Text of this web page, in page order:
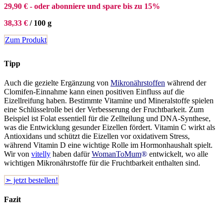
29,90 € - oder abonniere und spare bis zu 15%
38,33 € / 100 g
Zum Produkt
Tipp
Auch die gezielte Ergänzung von Mikronährstoffen während der
Clomifen-Einnahme kann einen positiven Einfluss auf die
Eizellreifung haben. Bestimmte Vitamine und Mineralstoffe spielen
eine Schlüsselrolle bei der Verbesserung der Fruchtbarkeit. Zum
Beispiel ist Folat essentiell für die Zellteilung und DNA-Synthese,
was die Entwicklung gesunder Eizellen fördert. Vitamin C wirkt als
Antioxidans und schützt die Eizellen vor oxidativem Stress,
während Vitamin D eine wichtige Rolle im Hormonhaushalt spielt.
Wir von vitelly haben dafürWomanToMum® entwickelt, wo alle
wichtigen Mikronährstoffe für die Fruchtbarkeit enthalten sind.
➣ jetzt bestellen!
Fazit